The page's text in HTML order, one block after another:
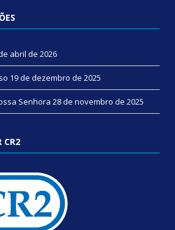
abril de 2026
19 de dezembro de 2025
Senhora 28 de novembro de 2025
CR2